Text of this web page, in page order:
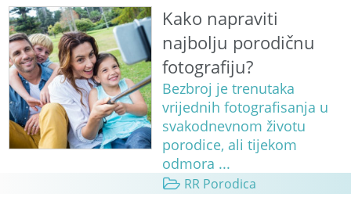
Kako napraviti
najbolju porodičnu
fotografiju?
Bezbroj je trenutaka
vrijednih fotografisanja u
svakodnevnom životu
porodice, ali tijekom
odmora ...
RR Porodica